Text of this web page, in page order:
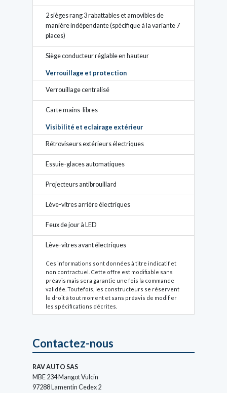
2 sièges rang 3 rabattables et amovibles de
manière indépendante (spécifique à la variante 7
places)
Siège conducteur réglable en hauteur
Verrouillage et protection
Verrouillage centralisé
Carte mains-libres
Visibilité et eclairage extérieur
Rétroviseurs extérieurs électriques
Essuie-glaces automatiques
Projecteurs antibrouillard
Lève-vitres arrière électriques
Feux de jour à LED
Lève-vitres avant électriques
Ces informations sont données à titre indicatif et
non contractuel. Cette offre est modifiable sans
préavis mais sera garantie une fois la commande
validée. Toutefois, les constructeurs se réservent
le droit à tout moment et sans préavis de modifier
les spécifications décrites.
Contactez-nous
RAV AUTO SAS
MBE 234 Mangot Vulcin
97288 Lamentin Cedex 2